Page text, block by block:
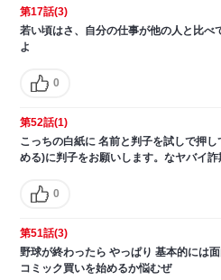
第17話(3)
若い頃はさ、自分の仕事が他の人と比べ
よ
0
第52話(1)
こっちの白紙に 名前と判子を試しで押
める)に判子をお願いします。なヤバイ
0
第51話(3)
野球が終わったら やっぱり 基本的には
コミック買いを始めるか悩むぜ